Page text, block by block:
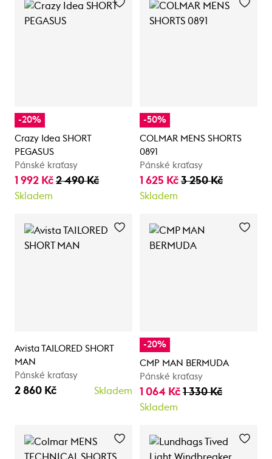
-20%
Crazy Idea SHORT
PEGASUS
Pánské kraťasy
1 992 Kč 2 490 Kč
Skladem
-50%
COLMAR MENS SHORTS
0891
Pánské kraťasy
1 625 Kč 3 250 Kč
Skladem
Avista TAILORED SHORT
MAN
Pánské kraťasy
2 860 Kč Skladem
-20%
CMP MAN BERMUDA
Pánské kraťasy
1 064 Kč 1 330 Kč
Skladem